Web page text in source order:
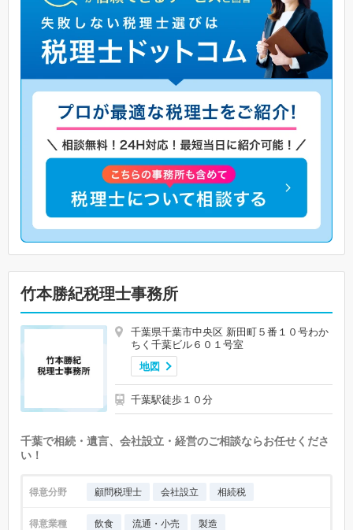
竹本勝紀税理士事務所
千葉県千葉市中央区 新田町５番１０号わか
ちく千葉ビル６０１号室
地図
千葉駅徒歩１０分
千葉で相続・遺言、会社設立・経営のご相談ならお任せくださ
い！
得意分野 顧問税理士 会社設立 相続税
得意業種 飲食 流通・小売 製造